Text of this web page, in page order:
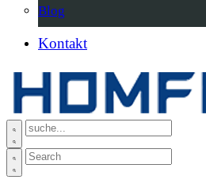
Blog
Kontakt